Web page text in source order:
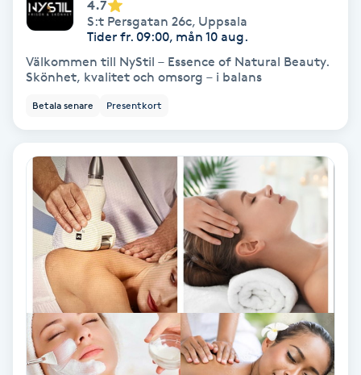
Makeup
Manikyr & Pedikyr
Massage
Medial vägledning
Medicinsk massage
Meditation
4.7
S:t Persgatan 26c, Uppsala
Tider fr. 09:00, mån 10 aug.
Välkommen till NyStil – Essence of Natural Beauty.
Skönhet, kvalitet och omsorg – i balans
Betala senare Presentkort